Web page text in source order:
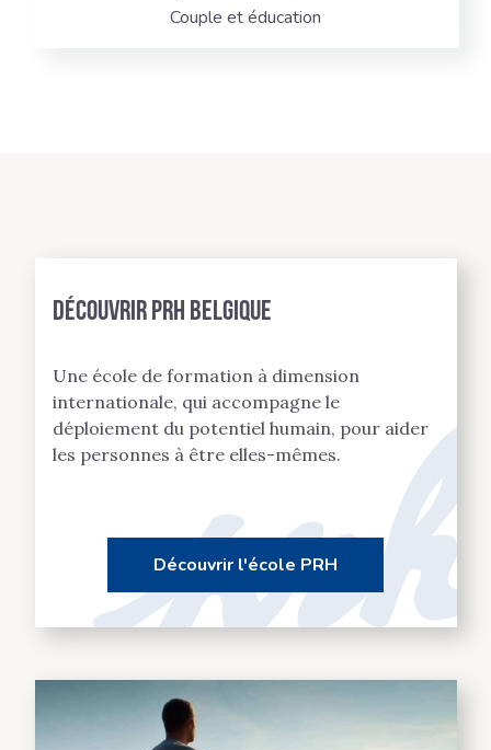
Couple et éducation
Découvrir PRH BELGIQUE
Une école de formation à dimension
internationale, qui accompagne le
déploiement du potentiel humain, pour aider
les personnes à être elles-mêmes.
Découvrir l'école PRH